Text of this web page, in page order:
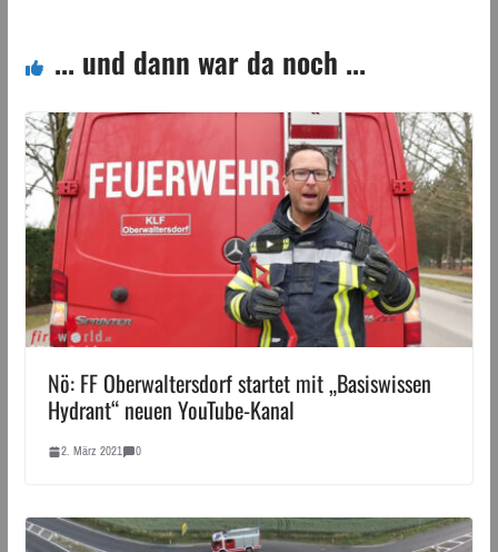
... und dann war da noch ...
Nö: FF Oberwaltersdorf startet mit „Basiswissen
Hydrant“ neuen YouTube-Kanal
2. März 2021 0